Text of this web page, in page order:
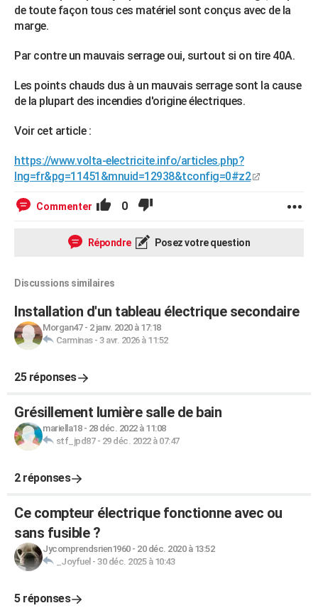
de toute façon tous ces matériel sont conçus avec de la
marge.
Par contre un mauvais serrage oui, surtout si on tire 40A.
Les points chauds dus à un mauvais serrage sont la cause
de la plupart des incendies d'origine électriques.
Voir cet article :
https://www.volta-electricite.info/articles.php?
lng=fr&pg=11451&mnuid=12938&tconfig=0#z2
Commenter 0
Répondre Posez votre question
Discussions similaires
Installation d'un tableau électrique secondaire
Morgan47- 2 janv. 2020 à 17:18
Carminas- 3 avr. 2026 à 11:52
25 réponses
Grésillement lumière salle de bain
mariella18- 28 déc. 2022 à 11:08
stf_jpd87- 29 déc. 2022 à 07:47
2 réponses
Ce compteur électrique fonctionne avec ou
sans fusible ?
Jycomprendsrien1960- 20 déc. 2020 à 13:52
_Joyfuel - 30 déc. 2025 à 10:43
5 réponses